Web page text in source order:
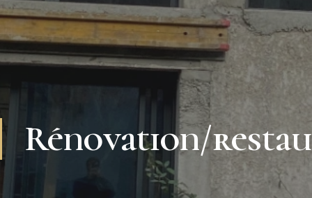
Rénovation/